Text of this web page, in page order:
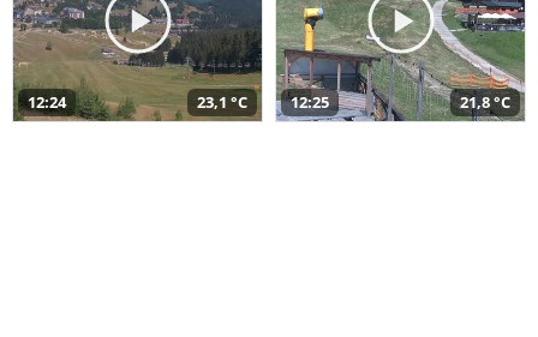
12:24 23,1 °C 12:25 21,8 °C